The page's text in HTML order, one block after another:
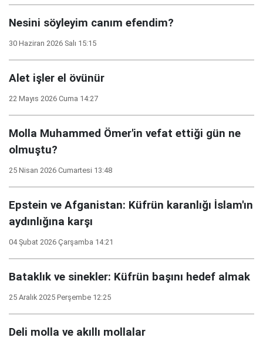
Nesini söyleyim canım efendim?
30 Haziran 2026 Salı 15:15
Alet işler el övünür
22 Mayıs 2026 Cuma 14:27
Molla Muhammed Ömer'in vefat ettiği gün ne
olmuştu?
25 Nisan 2026 Cumartesi 13:48
Epstein ve Afganistan: Küfrün karanlığı İslam'ın
aydınlığına karşı
04 Şubat 2026 Çarşamba 14:21
Bataklık ve sinekler: Küfrün başını hedef almak
25 Aralık 2025 Perşembe 12:25
Deli molla ve akıllı mollalar